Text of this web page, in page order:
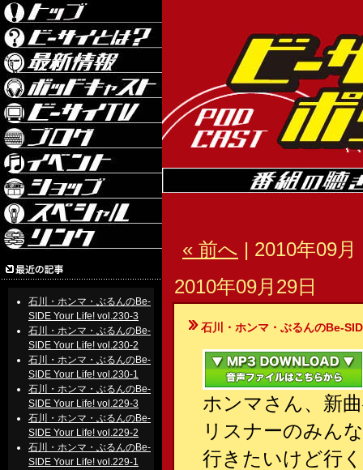
石川・ホンマ・ぶるんのBe-
SIDE Your Life! vol.230-3
石川・ホンマ・ぶるんのBe-
SIDE Your Life! vol.230-2
石川・ホンマ・ぶるんのBe-
SIDE Your Life! vol.230-1
石川・ホンマ・ぶるんのBe-
SIDE Your Life! vol.229-3
石川・ホンマ・ぶるんのBe-
SIDE Your Life! vol.229-2
石川・ホンマ・ぶるんのBe-
SIDE Your Life! vol.229-1
« 前へ | 2010年09
2010年09月29日
石川・ホンマ・ぶるんのBe-
ホンマさん、新
リスナーのみん
行きたいけど行